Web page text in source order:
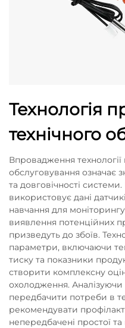
Технологія
технічного
Впровадження технології
обслуговування означає
та довговічності
використовує дані
навчання для
виявлення потенційних
призведуть до збоїв.
параметри, включаючи
тиску та показники
створити комплексну
охолодження.
передбачити потреби в
рекомендувати
непередбачені простої